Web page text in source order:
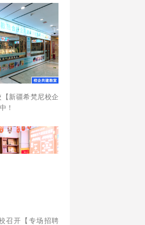
新疆希梵尼校企
！
召开【专场招聘